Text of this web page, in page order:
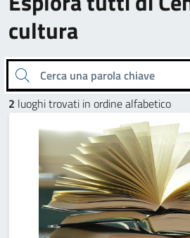
cultura
Cerca una parola chiave
2 luoghi trovati in ordine alfabetico